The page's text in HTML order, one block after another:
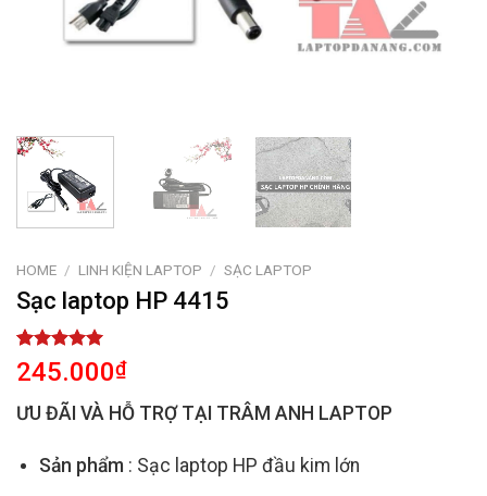
HOME / LINH KIỆN LAPTOP / SẠC LAPTOP
Sạc laptop HP 4415
Rated 5.00
out of 5
based on
2
customer
245.000₫
ƯU ĐÃI VÀ HỖ TRỢ TẠI TRÂM ANH LAPTOP
Sản phẩm : Sạc laptop HP đầu kim lớn